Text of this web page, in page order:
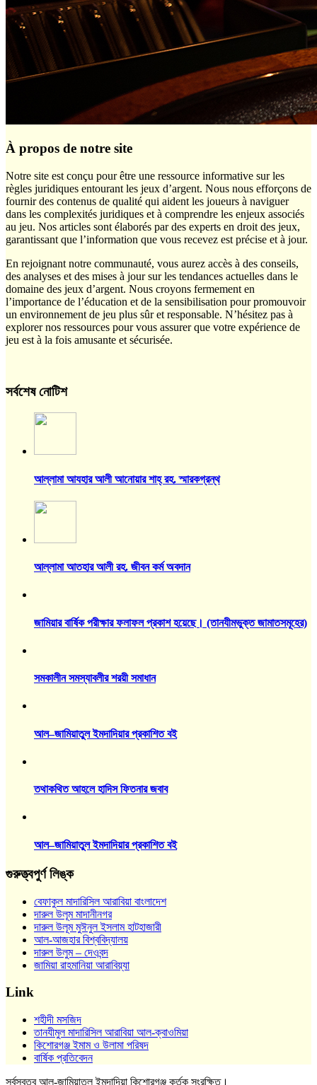
À propos de notre site
Notre site est conçu pour être une ressource informative sur les
règles juridiques entourant les jeux d’argent. Nous nous efforçons de
fournir des contenus de qualité qui aident les joueurs à naviguer
dans les complexités juridiques et à comprendre les enjeux associés
au jeu. Nos articles sont élaborés par des experts en droit des jeux,
garantissant que l’information que vous recevez est précise et à jour.
En rejoignant notre communauté, vous aurez accès à des conseils,
des analyses et des mises à jour sur les tendances actuelles dans le
domaine des jeux d’argent. Nous croyons fermement en
l’importance de l’éducation et de la sensibilisation pour promouvoir
un environnement de jeu plus sûr et responsable. N’hésitez pas à
explorer nos ressources pour vous assurer que votre expérience de
jeu est à la fois amusante et sécurisée.
সর্বশেষ নোটিশ
আল্লামা আযহার আলী আনোয়ার শাহ্‌ রহ. স্মারকগ্রন্থ
আল্লামা আতহার আলী রহ. জীবন কর্ম অবদান
জামিয়ার বার্ষিক পরীক্ষার ফলাফল প্রকাশ হয়েছে। (তানযীমভুক্ত জামাতসমূহের)
সমকালীন সমস্যাবলীর শরয়ী সমাধান
আল–জামিয়াতুল ইমদাদিয়ার প্রকাশিত বই
তথাকথিত আহলে হাদিস ফিতনার জবাব
আল–জামিয়াতুল ইমদাদিয়ার প্রকাশিত বই
গুরুত্ত্বপুর্ণ লিঙ্ক
বেফাকুল মাদারিসিল আরাবিয়া বাংলাদেশ
দারুল উলূম মাদানীনগর
দারুল উলূম মুঈনুল ইসলাম হাটহাজারী
আল-আজহার বিশ্ববিদ্যালয়
দারুল উলুম – দেওবন্দ
জামিয়া রাহমানিয়া আরাবিয়্যা
Link
শহীদী মসজিদ
তানযীমুল মাদারিসিল আরাবিয়া আল-ক্বাওমিয়া
কিশোরগঞ্জ ইমাম ও উলামা পরিষদ
বার্ষিক প্রতিবেদন
সর্বস্বত্ব আল-জামিয়াতুল ইমদাদিয়া কিশোরগঞ্জ কর্তৃক সংরক্ষিত।